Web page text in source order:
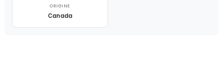
ORIGINE
Canada